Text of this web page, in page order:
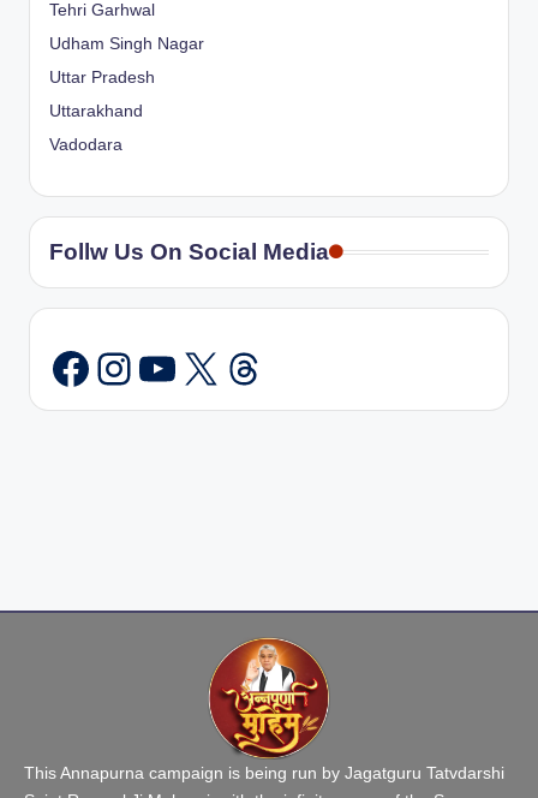
Tehri Garhwal
Udham Singh Nagar
Uttar Pradesh
Uttarakhand
Vadodara
Follw Us On Social Media
Instagram
YouTube
X Threads
This Annapurna campaign is being run by Jagatguru Tatvdarshi